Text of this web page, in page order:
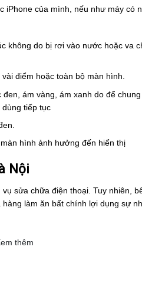
iPhone của mình, nếu như máy có
không do bị rơi vào nước hoặc va
điểm hoặc toàn bộ màn hình.
ám vàng, ám xanh do để
tiếp tục
hình ảnh hưởng đến hiển thị
Nội
sửa chữa điện thoại. Tuy nhiên,
làm ăn bất chính lợi dụng sự
chọn và đánh giá tích cực khi có
thêm